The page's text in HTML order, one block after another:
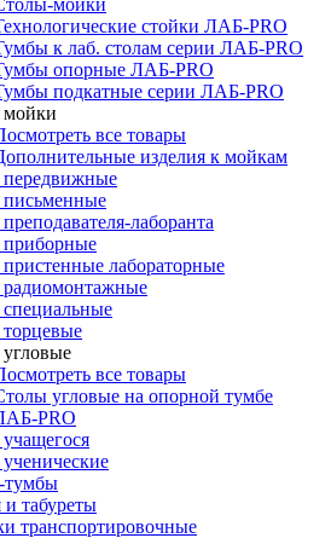
мойки
стойки ЛАБ-PRO
к лаб. столам серии ЛАБ-PRO
опорные ЛАБ-PRO
подкатные серии ЛАБ-PRO
все товары
изделия к мойкам
лаборанта
лабораторные
все товары
угловые на опорной тумбе
PRO
тумбы
и табуреты
транспортировочные